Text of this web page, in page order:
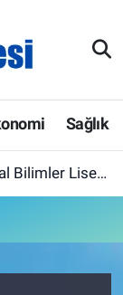
Sağlık
Eğitim Yılına Hazır